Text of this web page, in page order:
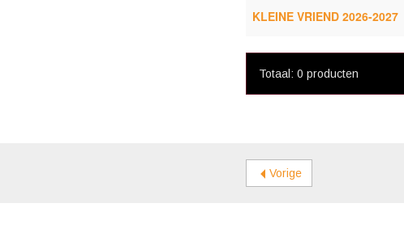
KLEINE VRIEND 2026-2027
Totaal: 0 producten
Vorige